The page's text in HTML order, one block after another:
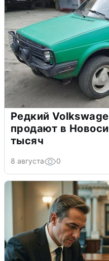
Редкий
продают в
тысяч
8 августа 0